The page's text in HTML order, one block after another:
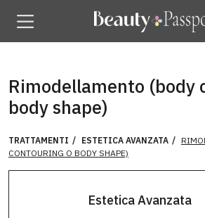
Rimodellamento (body
body shape)
TRATTAMENTI ESTETICA AVANZATA
CONTOURING O BODY SHAPE)
Estetica Avanzata